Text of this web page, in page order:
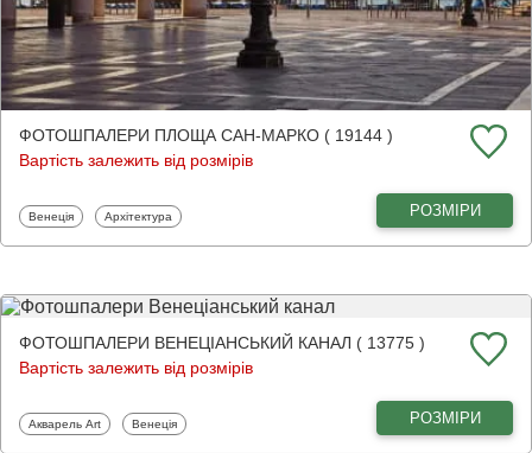
ФОТОШПАЛЕРИ ПЛОЩА САН-МАРКО ( 19144 )
Вартість залежить від розмірів
Фотошпалери
Венеція Фотошпалери
Архітектура РОЗМІРИ
ФОТОШПАЛЕРИ ВЕНЕЦІАНСЬКИЙ КАНАЛ ( 13775 )
Вартість залежить від розмірів
Фотошпалери
Акварель Art Фотошпалери
Венеція РОЗМІРИ